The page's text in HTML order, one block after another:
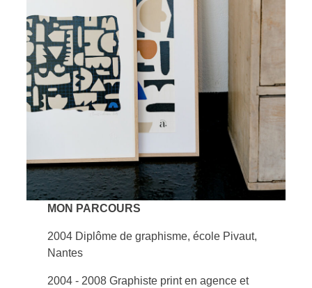
MON PARCOURS
2004 Diplôme de graphisme, école Pivaut,
Nantes
2004 - 2008 Graphiste print en agence et